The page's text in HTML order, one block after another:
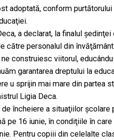
adoptată, conform purtătorului
a declarat, la finalul
către personalul din
construiesc viitorul,
garantarea dreptului la
u sprijin mai mare din partea
Ligia Deca.
de încheiere a situaţiilor
pe 16 iunie, în condiţiile în
Pentru copiii din celelalte